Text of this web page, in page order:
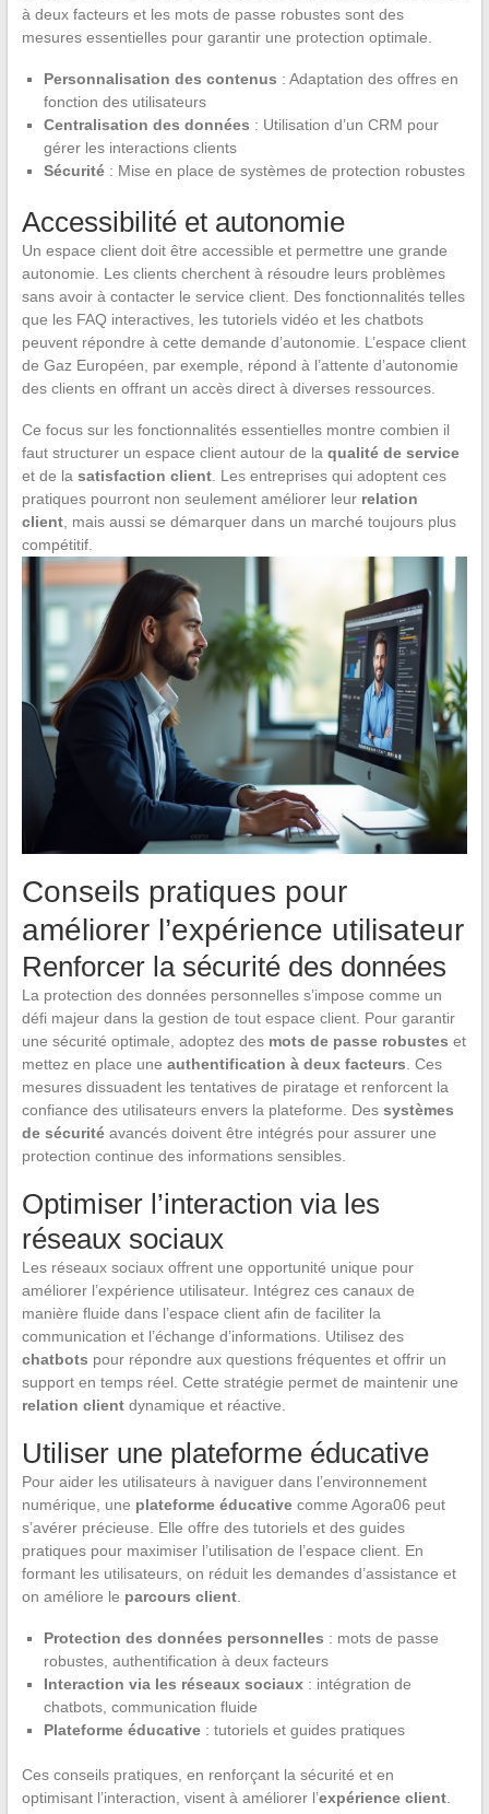
à deux facteurs et les mots de passe robustes sont des
mesures essentielles pour garantir une protection optimale.
Personnalisation des contenus : Adaptation des offres en
fonction des utilisateurs
Centralisation des données : Utilisation d’un CRM pour
gérer les interactions clients
Sécurité: Mise en place de systèmes de protection robustes
Accessibilité et autonomie
Un espace client doit être accessible et permettre une grande
autonomie. Les clients cherchent à résoudre leurs problèmes
sans avoir à contacter le service client. Des fonctionnalités telles
que les FAQ interactives, les tutoriels vidéo et les chatbots
peuvent répondre à cette demande d’autonomie. L’espace client
de Gaz Européen, par exemple, répond à l’attente d’autonomie
des clients en offrant un accès direct à diverses ressources.
Ce focus sur les fonctionnalités essentielles montre combien il
faut structurer un espace client autour de la qualité de service
et de la satisfaction client. Les entreprises qui adoptent ces
pratiques pourront non seulement améliorer leur relation
client, mais aussi se démarquer dans un marché toujours plus
compétitif.
Conseils pratiques pour
améliorer l’expérience utilisateur
Renforcer la sécurité des données
La protection des données personnelles s’impose comme un
défi majeur dans la gestion de tout espace client. Pour garantir
une sécurité optimale, adoptez des mots de passe robustes et
mettez en place une authentification à deux facteurs . Ces
mesures dissuadent les tentatives de piratage et renforcent la
confiance des utilisateurs envers la plateforme. Des systèmes
de sécuritéavancés doivent être intégrés pour assurer une
protection continue des informations sensibles.
Optimiser l’interaction via les
réseaux sociaux
Les réseaux sociaux offrent une opportunité unique pour
améliorer l’expérience utilisateur. Intégrez ces canaux de
manière fluide dans l’espace client afin de faciliter la
communication et l’échange d’informations. Utilisez des
chatbots pour répondre aux questions fréquentes et offrir un
support en temps réel. Cette stratégie permet de maintenir une
relation clientdynamique et réactive.
Utiliser une plateforme éducative
Pour aider les utilisateurs à naviguer dans l’environnement
numérique, une plateforme éducativecomme Agora06 peut
s’avérer précieuse. Elle offre des tutoriels et des guides
pratiques pour maximiser l’utilisation de l’espace client. En
formant les utilisateurs, on réduit les demandes d’assistance et
on améliore le parcours client.
Protection des données personnelles : mots de passe
robustes, authentification à deux facteurs
Interaction via les réseaux sociaux: intégration de
chatbots, communication fluide
Plateforme éducative: tutoriels et guides pratiques
Ces conseils pratiques, en renforçant la sécurité et en
optimisant l’interaction, visent à améliorer l’expérience client.